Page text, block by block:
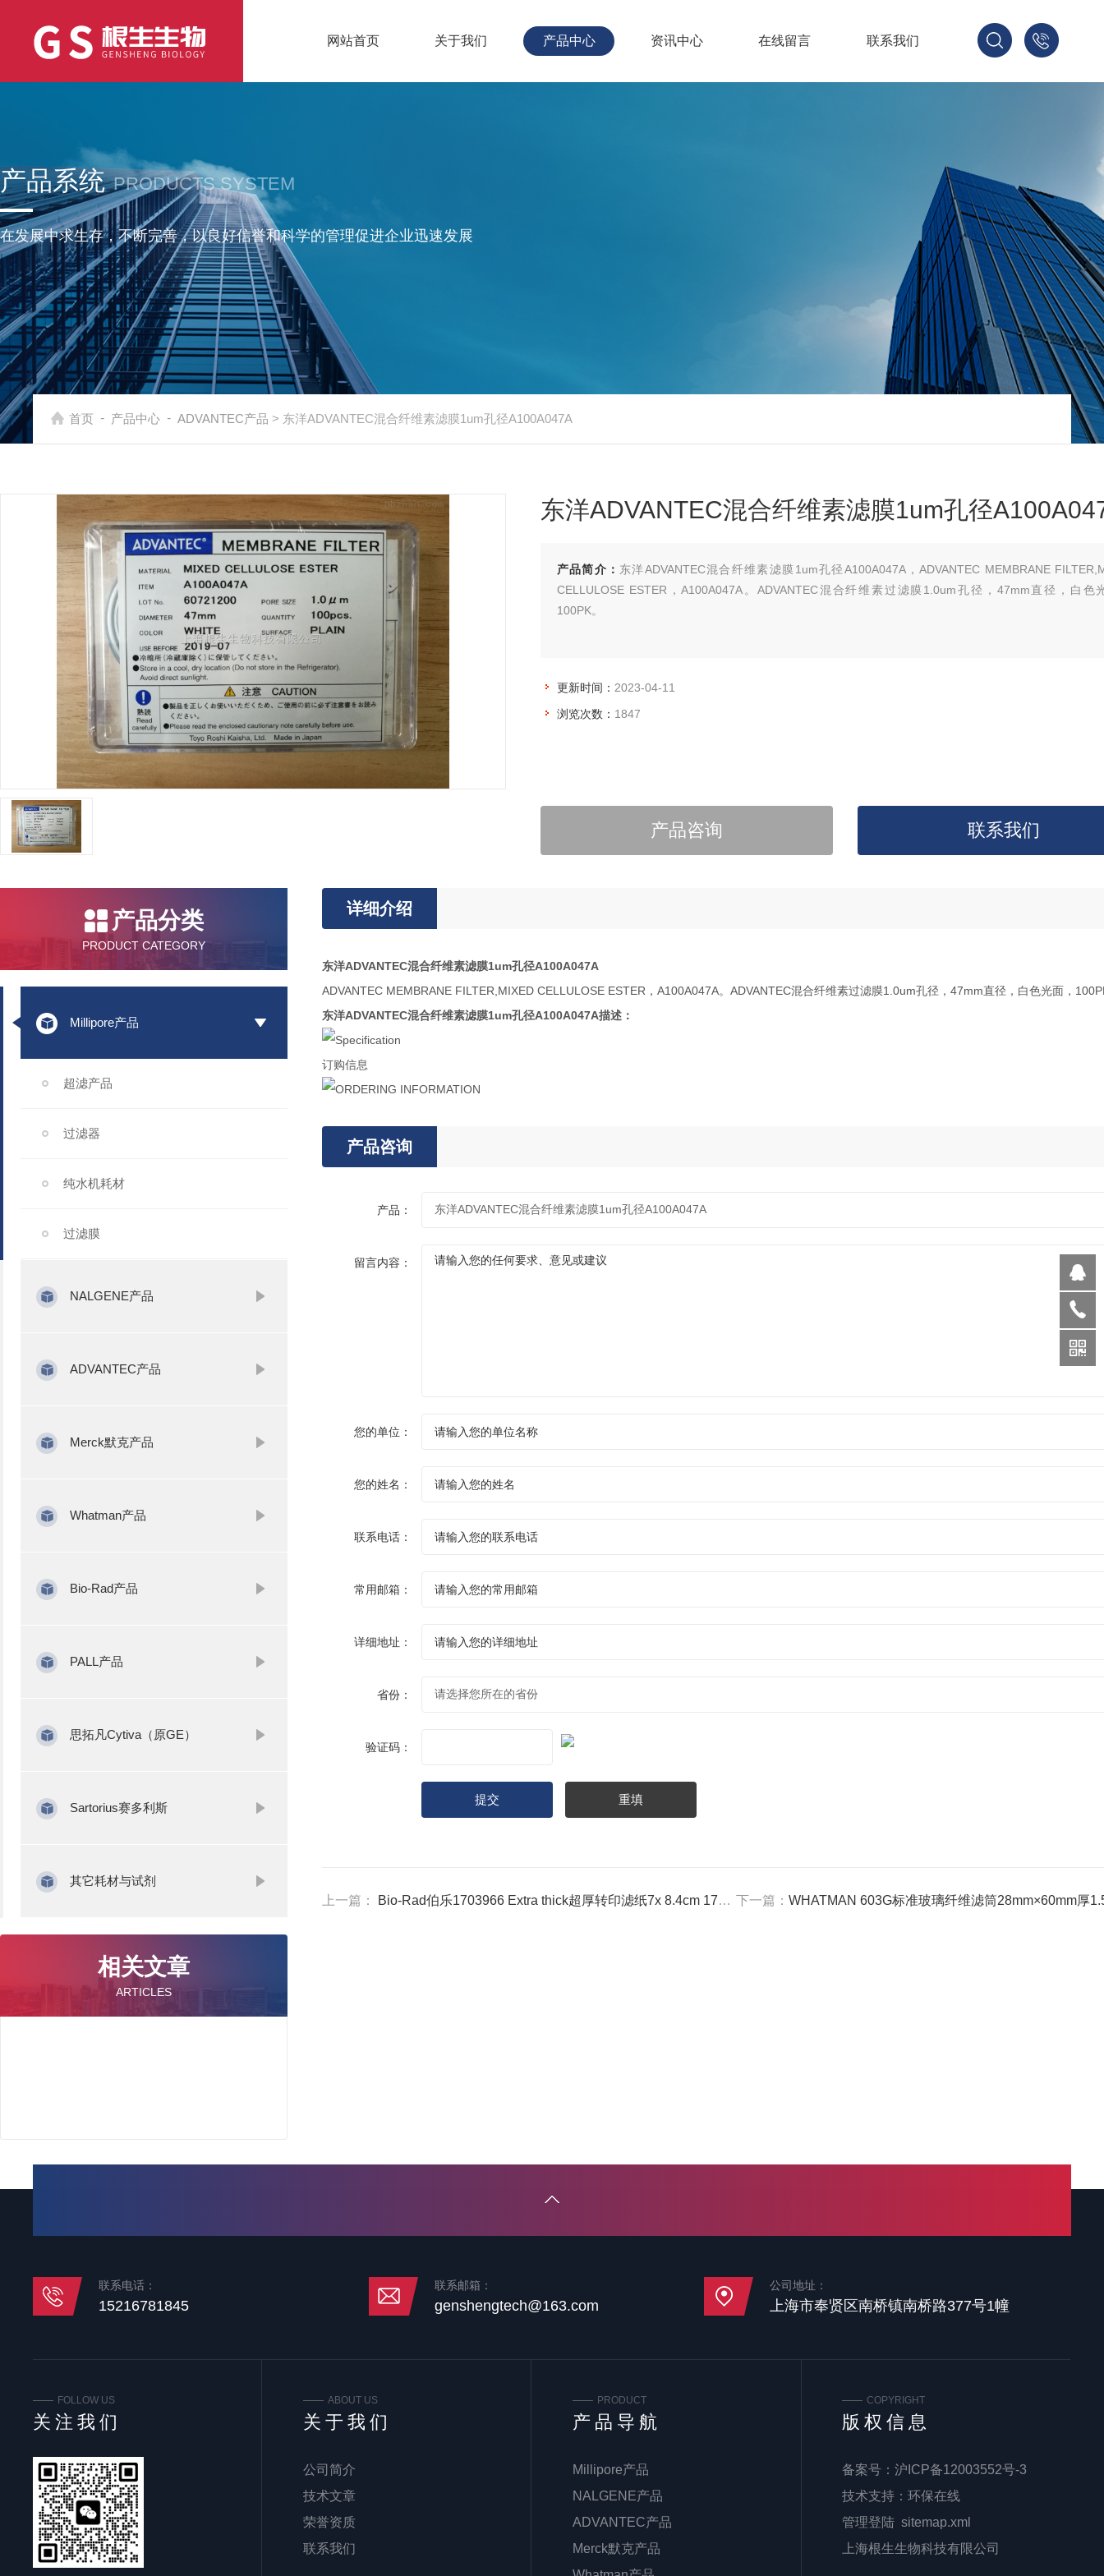
网站首页 关于我们 产品中心 资讯中心 在线留言 联系我们
产品系统 PRODUCTS SYSTEM
在发展中求生存，不断完善，以良好信誉和科学的管理促进企业迅速发展
首页 - 产品中心 - ADVANTEC产品 > 东洋ADVANTEC混合纤维素滤膜1um孔径A100A047A
东洋ADVANTEC混合纤维素滤膜1um孔径
产品简介： 东洋ADVANTEC混合纤维素滤膜1um孔径A100A047A，ADVANTEC MEMBRANE
CELLULOSE ESTER，A100A047A。ADVANTEC混合纤维素过滤膜1.0um孔径，47mm直径，白色
100PK。
更新时间： 2023-04-11
浏览次数： 1847
产品咨询 联系我们
产品分类
PRODUCT CATEGORY
Millipore产品
超滤产品
过滤器
纯水机耗材
过滤膜
NALGENE产品
ADVANTEC产品
Merck默克产品
Whatman产品
Bio-Rad产品
PALL产品
思拓凡Cytiva（原GE）
Sartorius赛多利斯
其它耗材与试剂
相关文章
ARTICLES
详细介绍
东洋ADVANTEC混合纤维素滤膜1um孔径A100A047A
ADVANTEC MEMBRANE FILTER,MIXED CELLULOSE ESTER，A100A047A。ADVANTEC混合纤维素过滤膜1.0um孔径，47mm直径，白色光面，
东洋ADVANTEC混合纤维素滤膜1um孔径A100A047A描述：
订购信息
产品咨询
产品：
留言内容：
您的单位：
您的姓名：
联系电话：
常用邮箱：
详细地址：
省份：
验证码：
上一篇： Bio-Rad伯乐1703966 Extra thick超厚转印滤纸7x 8.4cm 170-3966 下一篇： WHATMAN 603G标准玻璃纤维滤筒28mm×60mm厚1.5mm
联系电话：
15216781845
联系邮箱：
genshengtech@163.com
公司地址：
上海市奉贤区南桥镇南桥路377号1幢
FOLLOW US
关注我们
ABOUT US
关于我们
公司简介
技术文章
荣誉资质
联系我们
PRODUCT
产品导航
Millipore产品
NALGENE产品
ADVANTEC产品
Merck默克产品
COPYRIGHT
版权信息
备案号： 沪ICP备12003552号-3
技术支持： 环保在线
管理登陆 sitemap.xml
上海根生生物科技有限公司